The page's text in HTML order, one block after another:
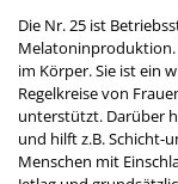
Die Nr. 25 ist
Melatoninproduktion.
im Körper. Sie ist ein
Regelkreise von
unterstützt. Darüber
und hilft z.B. Schicht-
Menschen mit